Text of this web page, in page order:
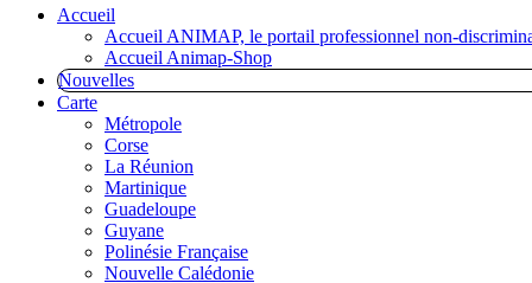
Accueil
Accueil ANIMAP, le portail professionnel non-
Accueil Animap-Shop
Nouvelles
Carte
Métropole
Corse
La Réunion
Martinique
Guadeloupe
Guyane
Polinésie Française
Nouvelle Calédonie